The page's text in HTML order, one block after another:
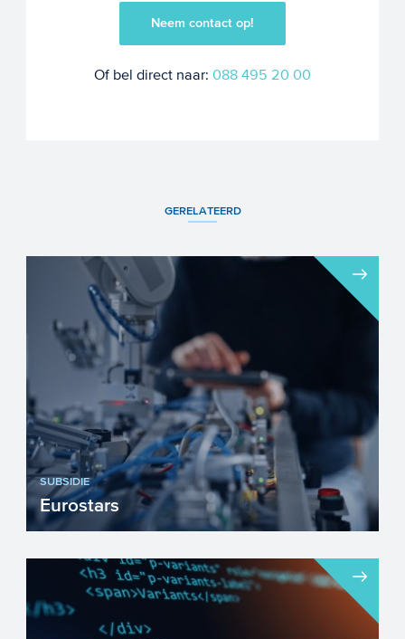
Neem contact op!
Of bel direct naar: 088 495 20 00
GERELATEERD
SUBSIDIE
Eurostars
Mkb’ers die nieuwe producten, processen
of diensten sneller op de markt willen
brengen kunnen een ...